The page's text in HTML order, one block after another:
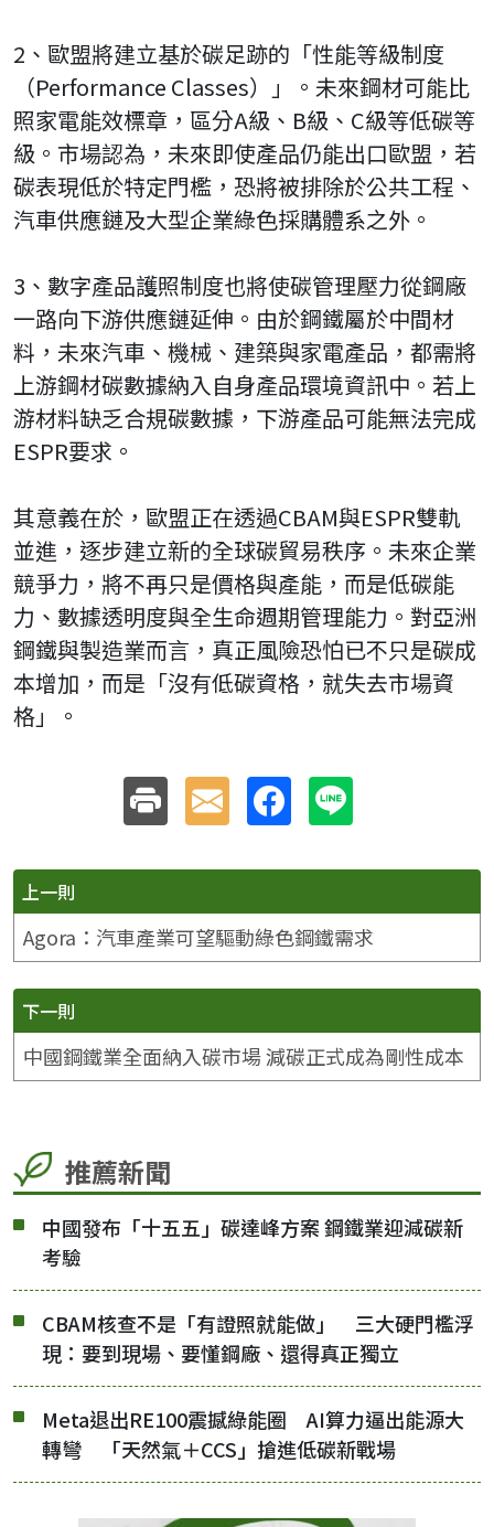
2、歐盟將建立基於碳足跡的「性能等級制度
（Performance Classes）」。未來鋼材可能比
照家電能效標章，區分A級、B級、C級等低碳等
級。市場認為，未來即使產品仍能出口歐盟，若
碳表現低於特定門檻，恐將被排除於公共工程、
汽車供應鏈及大型企業綠色採購體系之外。
3、數字產品護照制度也將使碳管理壓力從鋼廠
一路向下游供應鏈延伸。由於鋼鐵屬於中間材
料，未來汽車、機械、建築與家電產品，都需將
上游鋼材碳數據納入自身產品環境資訊中。若上
游材料缺乏合規碳數據，下游產品可能無法完成
ESPR要求。
其意義在於，歐盟正在透過CBAM與ESPR雙軌
並進，逐步建立新的全球碳貿易秩序。未來企業
競爭力，將不再只是價格與產能，而是低碳能
力、數據透明度與全生命週期管理能力。對亞洲
鋼鐵與製造業而言，真正風險恐怕已不只是碳成
本增加，而是「沒有低碳資格，就失去市場資
格」。
上一則
Agora：汽車產業可望驅動綠色鋼鐵需求
下一則
中國鋼鐵業全面納入碳市場 減碳正式成為剛性成本
推薦新聞
中國發布「十五五」碳達峰方案 鋼鐵業迎減碳新
考驗
CBAM核查不是「有證照就能做」 三大硬門檻浮
現：要到現場、要懂鋼廠、還得真正獨立
Meta退出RE100震撼綠能圈 AI算力逼出能源大
轉彎 「天然氣＋CCS」搶進低碳新戰場